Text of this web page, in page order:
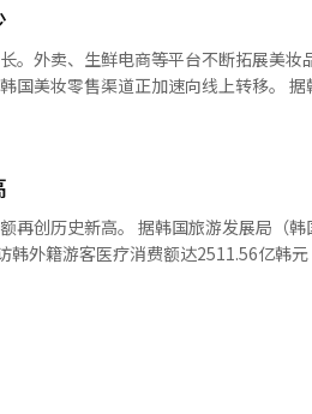
）、运输业（70.6%）、医疗健康业（
税店（87.6%）、体育用品及服装（
药品级再生霜和功能性化妆品的消费趋势
则增长了2877%，创下了异常的增长记
购买玩具，中国游
。外卖、生鲜电商等平台不断拓展美妆
渠道正加速向线上转移。 据韩国业界2日
超市服务平台B-mart美妆品类订单量
达到25.013万亿韩元（约合人民币1191
，增速明显快于整体网络购物市场。
平台则同比大幅增长161.5%，增长势
减少。韩国国税厅数据显示，截至今
历史高点已累计减少11.9%。 业内人士表
展局（韩国观光公社）
外籍游客医疗消费额达2511.56亿韩元
，系根据外籍游客使用新韩信用卡进行